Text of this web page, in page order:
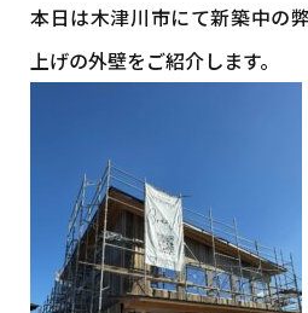
本日は木津川市にて新築中の
上げの外壁をご紹介します。